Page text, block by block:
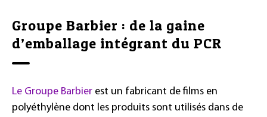
Groupe Barbier : de la gaine
d’emballage intégrant du PCR
Le Groupe Barbier est un fabricant de films en
polyéthylène dont les produits sont utilisés dans de